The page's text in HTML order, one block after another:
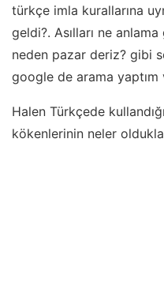
türkçe imla kurallarına
geldi?. Asılları ne
neden pazar deriz? gibi
google de arama yaptım
Halen Türkçede
kökenlerinin neler